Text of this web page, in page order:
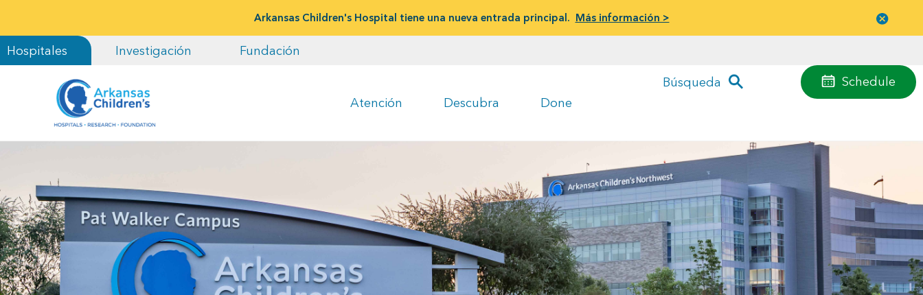
Arkansas Children's Hospital tiene una nueva entrada principal. Más información >
Hospitales Investigación Fundación
Atención Descubra Done
Schedule
Búsqueda
menú